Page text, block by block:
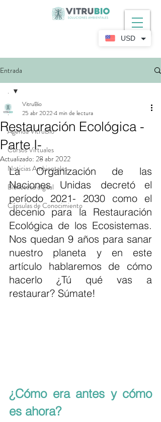
Entrada
.
Agenda VitruBio
Cursos Virtuales
Noticias Ambientales
Biblioteca digital
Cápsulas de Conocimiento
.
Restauración Ecológica -
Parte I-
VitruBio
25 abr 20224 min de lectura
Actualizado: 28 abr 2022
La Organización de las
Naciones Unidas decretó el
período 2021- 2030 como el
decenio para la Restauración
Ecológica de los Ecosistemas.
Nos quedan 9 años para sanar
nuestro planeta y en este
artículo hablaremos de cómo
hacerlo ¿Tú qué vas a
restaurar? Súmate!
¿Cómo era antes y cómo
es ahora?
USD